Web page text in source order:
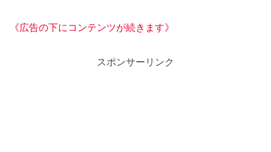
《広告の下にコンテンツが続きます》
スポンサーリンク